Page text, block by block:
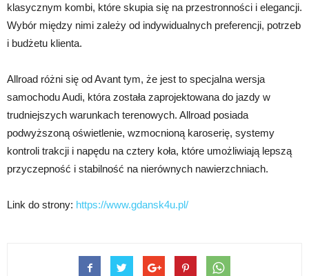
klasycznym kombi, które skupia się na przestronności i elegancji.
Wybór między nimi zależy od indywidualnych preferencji, potrzeb
i budżetu klienta.
Allroad różni się od Avant tym, że jest to specjalna wersja
samochodu Audi, która została zaprojektowana do jazdy w
trudniejszych warunkach terenowych. Allroad posiada
podwyższoną oświetlenie, wzmocnioną karoserię, systemy
kontroli trakcji i napędu na cztery koła, które umożliwiają lepszą
przyczepność i stabilność na nierównych nawierzchniach.
Link do strony: https://www.gdansk4u.pl/